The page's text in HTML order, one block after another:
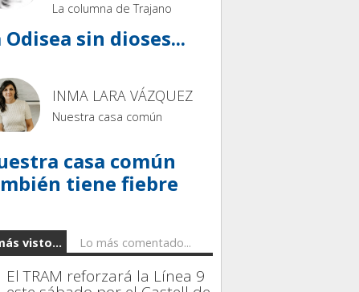
La columna de Trajano
Odisea sin dioses...
INMA LARA VÁZQUEZ
Nuestra casa común
casa común
tiene fiebre
visto... Lo más comentado...
El TRAM reforzará la Línea 9